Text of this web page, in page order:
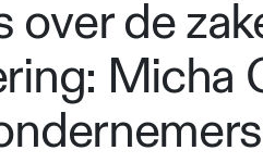
de
Micha